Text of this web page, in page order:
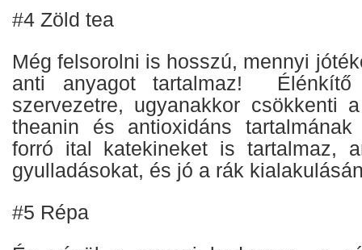
#4 Zöld tea
Még felsorolni is hosszú, mennyi
anti anyagot tartalmaz!
szervezetre, ugyanakkor csökkenti
theanin és antioxidáns
forró ital katekineket is tartalmaz,
gyulladásokat, és jó a rák
#5 Répa